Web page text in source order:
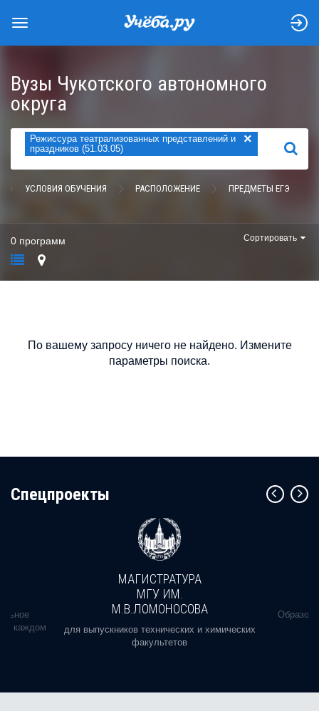
Вузы Чукотского автономного
округа
Режиссура театрализованных представлений и
праздников (51.03.05)
×
НАЙТИ
УСЛОВИЯ ОБУЧЕНИЯ РАСПОЛОЖЕНИЕ ПРЕДМЕТЫ ЕГЭ
0 программ Сортировать
По вашему запросу ничего не найдено. Измените
параметры поиска.
Cпецпроекты
в каждом
МАГИСТРАТУРА
МГУ ИМ.
М.В.ЛОМОНОСОВА
для выпускников технических и химических
факультетов